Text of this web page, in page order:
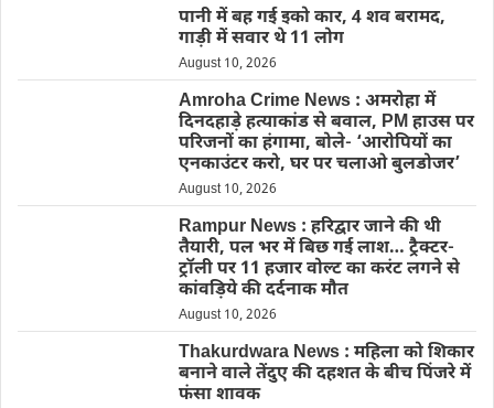
पानी में बह गई इको कार, 4 शव बरामद,
गाड़ी में सवार थे 11 लोग
August 10, 2026
Amroha Crime News : अमरोहा में
दिनदहाड़े हत्याकांड से बवाल, PM हाउस पर
परिजनों का हंगामा, बोले- ‘आरोपियों का
एनकाउंटर करो, घर पर चलाओ बुलडोजर’
August 10, 2026
Rampur News : हरिद्वार जाने की थी
तैयारी, पल भर में बिछ गई लाश… ट्रैक्टर-
ट्रॉली पर 11 हजार वोल्ट का करंट लगने से
कांवड़िये की दर्दनाक मौत
August 10, 2026
Thakurdwara News : महिला को शिकार
बनाने वाले तेंदुए की दहशत के बीच पिंजरे में
फंसा शावक